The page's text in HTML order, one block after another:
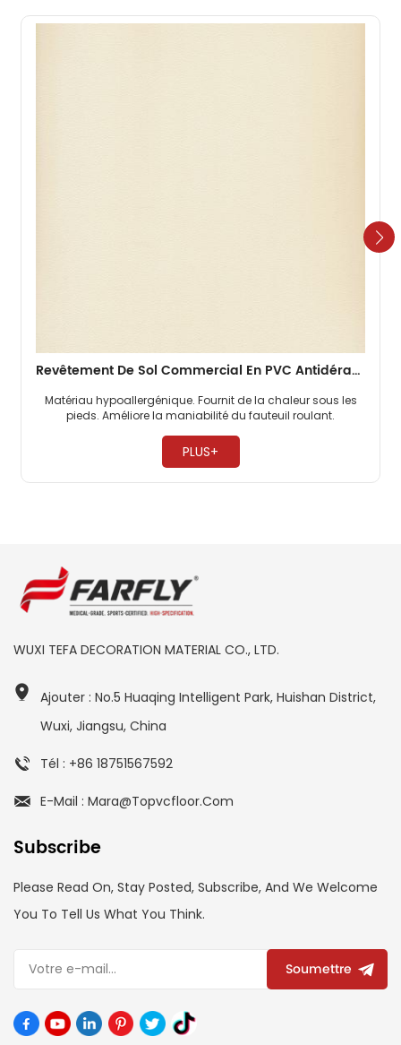
Revêtement De Sol Commercial En PVC Antidérapant De 2 Mm Pour Bureaux
Matériau hypoallergénique. Fournit de la chaleur sous les
pieds. Améliore la maniabilité du fauteuil roulant. ​
PLUS+
WUXI TEFA DECORATION MATERIAL CO., LTD.
Ajouter : No.5 Huaqing Intelligent Park, Huishan District,
Wuxi, Jiangsu, China
Tél : +86 18751567592
E-Mail : Mara@topvcfloor.com
Subscribe
Please Read On, Stay Posted, Subscribe, And We Welcome
You To Tell Us What You Think.
Soumettre